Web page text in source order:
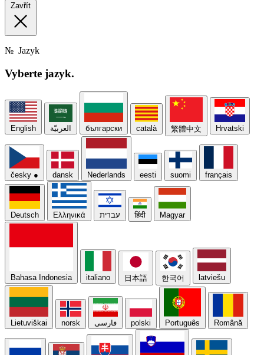
Zavřít
№ Jazyk
Vyberte jazyk.
English العربيّة български català 繁體中文 Hrvatski
česky ● dansk Nederlands eesti suomi français
Deutsch Ελληνικά עברית हिंदी Magyar
Bahasa Indonesia italiano 日本語 한국어 latviešu
Lietuviškai norsk فارسی polski Português Română